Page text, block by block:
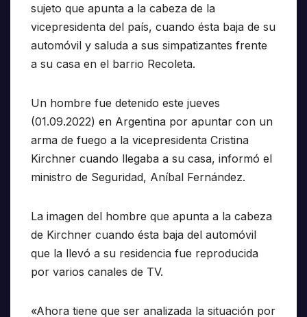
sujeto que apunta a la cabeza de la
vicepresidenta del país, cuando ésta baja de su
automóvil y saluda a sus simpatizantes frente
a su casa en el barrio Recoleta.
Un hombre fue detenido este jueves
(01.09.2022) en Argentina por apuntar con un
arma de fuego a la vicepresidenta Cristina
Kirchner cuando llegaba a su casa, informó el
ministro de Seguridad, Aníbal Fernández.
La imagen del hombre que apunta a la cabeza
de Kirchner cuando ésta baja del automóvil
que la llevó a su residencia fue reproducida
por varios canales de TV.
«Ahora tiene que ser analizada la situación por